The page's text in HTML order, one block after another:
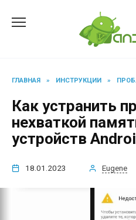
ГЛАВНАЯ » ИНСТРУКЦИИ »
Как устранить
нехваткой
устройств
18.01.2023 Eugene